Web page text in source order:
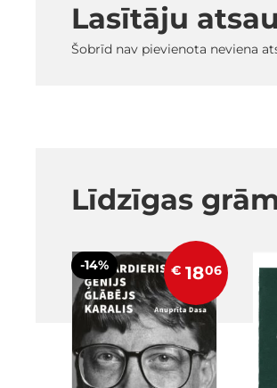
Lasītāju
Šobrīd nav pievienota neviena
Līdzīgas
-14% € 1806